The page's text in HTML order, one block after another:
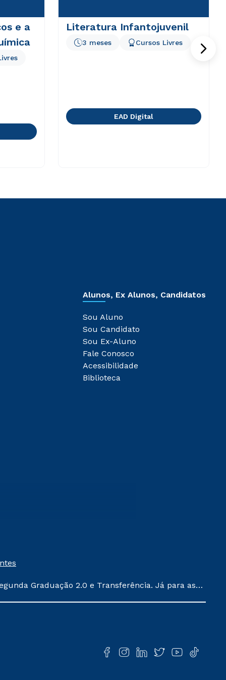
e a
Literatura Infantojuvenil
3 meses Cursos Livres
EAD Digital
Alunos, Ex Alunos, Candidatos
Sou Aluno
Sou Candidato
Sou Ex-Aluno
Fale Conosco
Acessibilidade
Biblioteca
Graduação 2.0 e Transferência. Já para as